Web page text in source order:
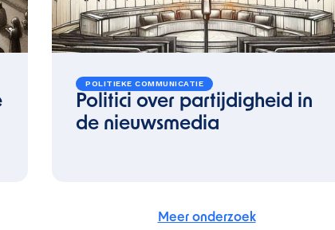
POLITIEKE COMMUNICATIE
Politici over partijdigheid in
de nieuwsmedia
Meer onderzoek